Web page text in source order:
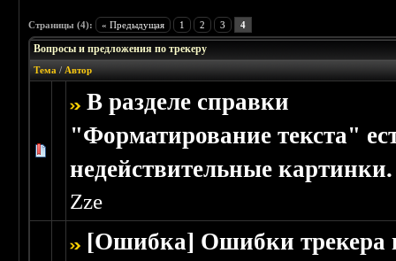
Страницы (4): « Предыдущая 1 2 3 4
Вопросы и предложения по трекеру
Тема / Автор
В разделе справки
"Форматирование текста"
недействительные картинки.
Zze
Голосов: 0 - Средняя оценка: 0 из 5
45
[Ошибка] Ошибки трекера